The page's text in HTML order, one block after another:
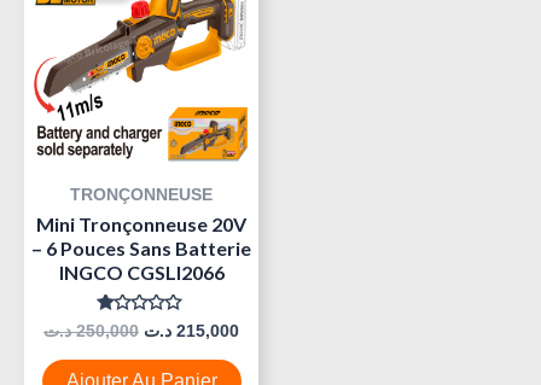
TRONÇONNEUSE
Mini Tronçonneuse 20V
– 6 Pouces Sans Batterie
INGCO CGSLI2066
Note
0
Sur
5
250,000 د.ت
Était :
250,000 د.ت.
215,000 د.ت
Est :
Ajouter Au Panier